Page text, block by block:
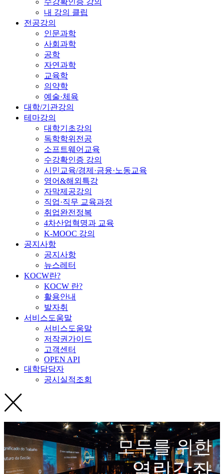
수강확인증 강의
내 강의 클립
전공강의
인문과학
사회과학
공학
자연과학
교육학
의약학
예술·체육
대학/기관강의
테마강의
대학기초강의
독학학위전공
소프트웨어교육
수강확인증 강의
시민교육/경제·금융·노동교육
영어&해외특강
자막제공강의
직업·직무 교육과정
취업완전정복
4차산업혁명과 교육
K-MOOC 강의
공지사항
공지사항
뉴스레터
KOCW란?
KOCW 란?
활용안내
발자취
서비스도움말
서비스도움말
저작권가이드
고객센터
OPEN API
대학담당자
공시실적조회
모두를 위한